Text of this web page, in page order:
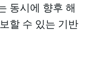
동시에 향후 해
할 수 있는 기반